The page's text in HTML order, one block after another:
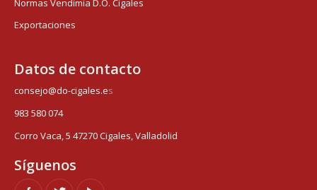
Exportaciones
Datos de contacto
consejo@do-cigales.es
983 580 074
Corro Vaca, 5 47270 Cigales, Valladolid
Síguenos